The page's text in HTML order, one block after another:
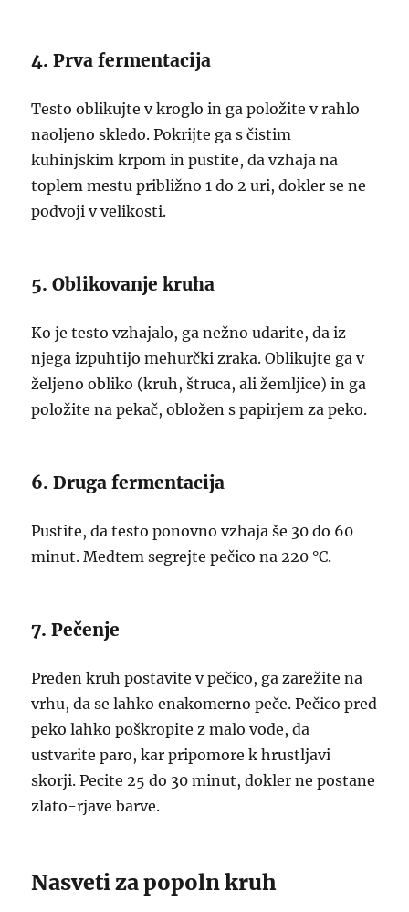
4. Prva fermentacija
Testo oblikujte v kroglo in ga položite v rahlo
naoljeno skledo. Pokrijte ga s čistim
kuhinjskim krpom in pustite, da vzhaja na
toplem mestu približno 1 do 2 uri, dokler se ne
podvoji v velikosti.
5. Oblikovanje kruha
Ko je testo vzhajalo, ga nežno udarite, da iz
njega izpuhtijo mehurčki zraka. Oblikujte ga v
željeno obliko (kruh, štruca, ali žemljice) in ga
položite na pekač, obložen s papirjem za peko.
6. Druga fermentacija
Pustite, da testo ponovno vzhaja še 30 do 60
minut. Medtem segrejte pečico na 220 °C.
7. Pečenje
Preden kruh postavite v pečico, ga zarežite na
vrhu, da se lahko enakomerno peče. Pečico pred
peko lahko poškropite z malo vode, da
ustvarite paro, kar pripomore k hrustljavi
skorji. Pecite 25 do 30 minut, dokler ne postane
zlato-rjave barve.
Nasveti za popoln kruh